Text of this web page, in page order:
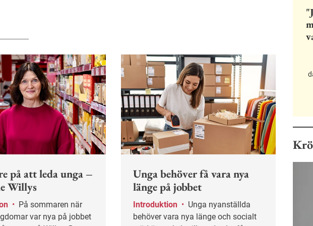
på att leda unga –
Willys
•
var nya på jobbet
Unga behöver få vara nya
länge på jobbet
Introduktion •
behöver vara nya länge och socialt